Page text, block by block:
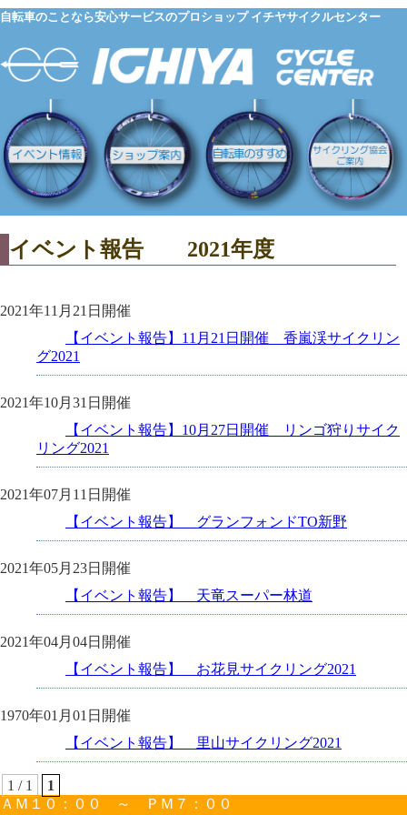
自転車のことなら安心サービスのプロショップ イチヤサイクルセンター
イベント報告 2021年度
2021年11月21日開催
【イベント報告】11月21日開催 香嵐渓サイクリン
グ2021
2021年10月31日開催
【イベント報告】10月27日開催 リンゴ狩りサイク
リング2021
2021年07月11日開催
【イベント報告】 グランフォンドTO新野
2021年05月23日開催
【イベント報告】 天竜スーパー林道
2021年04月04日開催
【イベント報告】 お花見サイクリング2021
1970年01月01日開催
【イベント報告】 里山サイクリング2021
1 / 1
1
ＡＭ１０：００ ～ ＰＭ７：００